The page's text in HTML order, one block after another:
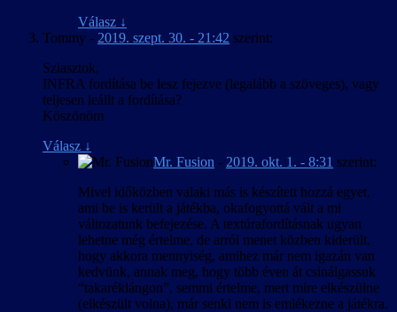
Válasz ↓
Tommy - 2019. szept. 30. - 21:42 szerint:
Sziasztok,
INFRA fordítása be lesz fejezve (legalább a szöveges), vagy
teljesen leállt a fordítása?
Köszönöm
Válasz ↓
Mr. Fusion - 2019. okt. 1. - 8:31 szerint:
Mivel időközben valaki más is készített hozzá egyet,
ami be is került a játékba, okafogyottá vált a mi
változatunk befejezése. A textúrafordításnak ugyan
lehetne még értelme, de arról menet közben kiderült,
hogy akkora mennyiség, amihez már nem igazán van
kedvünk, annak meg, hogy több éven át csinálgassuk
“takaréklángon”, semmi értelme, mert mire elkészülne
(elkészült volna), már senki nem is emlékezne a játékra.